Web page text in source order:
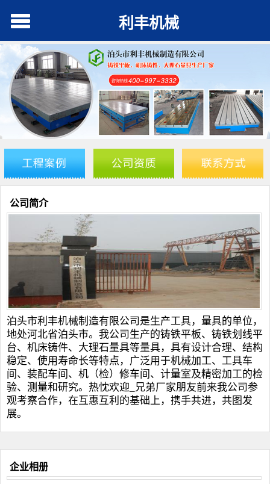
利丰机械
公司简介
泊头市利丰机械制造有限公司是生产工具，量具的单位，
地处河北省泊头市。我公司生产的铸铁平板、 铸铁划线平
台、 机床铸件、 大理石量具等量具，具有设计合理、结构
稳定、使用寿命长等特点，广泛用于机械加工、工具车
间、装配车间、机（检）修车间、计量室及精密加工的检
验、测量和研究。热忱欢迎_兄弟厂家朋友前来我公司参
观考察合作，在互惠互利的基础上，携手共进，共图发
展。
企业相册